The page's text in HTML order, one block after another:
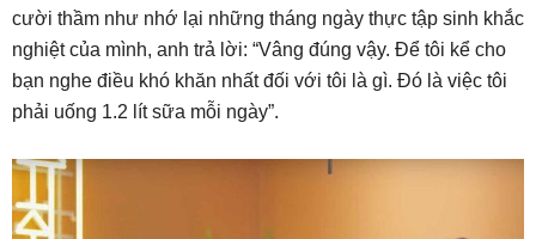
cười thầm như nhớ lại những tháng ngày thực tập sinh khắc
nghiệt của mình, anh trả lời: “Vâng đúng vậy. Để tôi kể cho
bạn nghe điều khó khăn nhất đối với tôi là gì. Đó là việc tôi
phải uống 1.2 lít sữa mỗi ngày”.